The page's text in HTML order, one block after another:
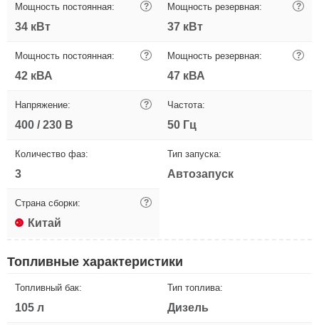
Мощность постоянная: ?
34 кВт
Мощность резервная: ?
37 кВт
Мощность постоянная: ?
42 кВА
Мощность резервная: ?
47 кВА
Напряжение: ?
400 / 230 В
Частота:
50 Гц
Количество фаз:
3
Тип запуска:
Автозапуск
Страна сборки: ?
Китай
Топливные характеристики
Топливный бак:
105 л
Тип топлива:
Дизель